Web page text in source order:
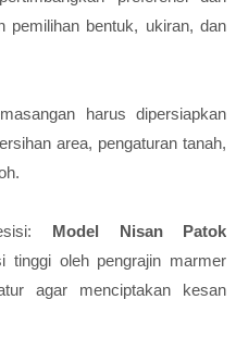
pemilihan bentuk, ukiran, dan
harus dipersiapkan
area, pengaturan tanah,
Model Nisan Patok
tinggi oleh pengrajin marmer
agar menciptakan kesan